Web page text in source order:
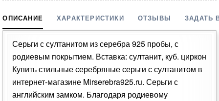
ОПИСАНИЕ ХАРАКТЕРИСТИКИ ОТЗЫВЫ ЗАДАТЬ
Серьги с султанитом из серебра 925 пробы, с
родиевым покрытием. Вставка: султанит, куб. циркон
Купить стильные серебряные серьги с султанитом в
интернет-магазине Mirserebra925.ru. Серьги с
английским замком. Благодаря родиевому